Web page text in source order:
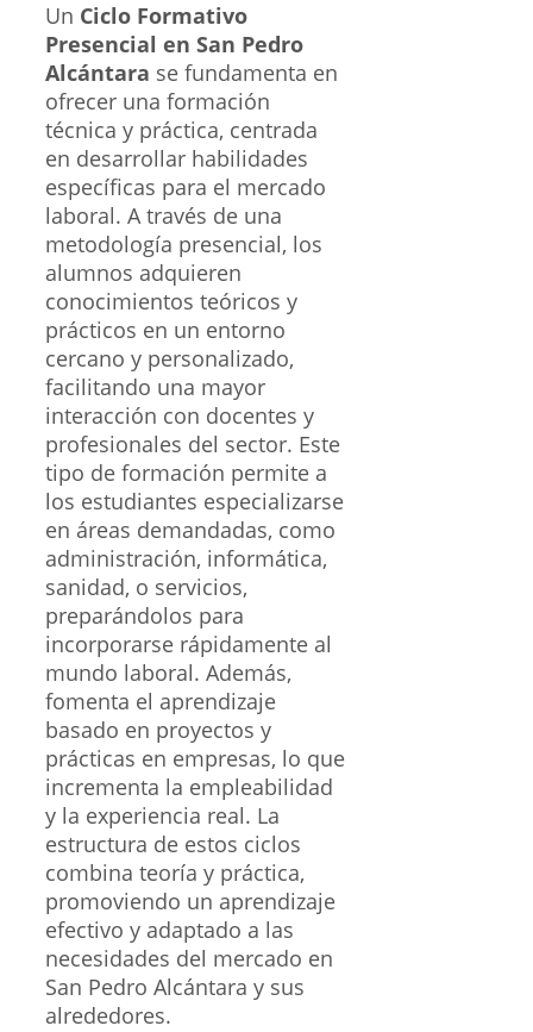
Un Ciclo Formativo
Presencial en San Pedro
Alcántara se fundamenta en
ofrecer una formación
técnica y práctica, centrada
en desarrollar habilidades
específicas para el mercado
laboral. A través de una
metodología presencial, los
alumnos adquieren
conocimientos teóricos y
prácticos en un entorno
cercano y personalizado,
facilitando una mayor
interacción con docentes y
profesionales del sector. Este
tipo de formación permite a
los estudiantes especializarse
en áreas demandadas, como
administración, informática,
sanidad, o servicios,
preparándolos para
incorporarse rápidamente al
mundo laboral. Además,
fomenta el aprendizaje
basado en proyectos y
prácticas en empresas, lo que
incrementa la empleabilidad
y la experiencia real. La
estructura de estos ciclos
combina teoría y práctica,
promoviendo un aprendizaje
efectivo y adaptado a las
necesidades del mercado en
San Pedro Alcántara y sus
alrededores.